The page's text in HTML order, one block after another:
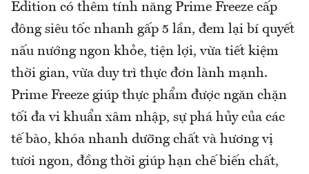
Edition có thêm tính năng Prime Freeze cấp
đông siêu tốc nhanh gấp 5 lần, đem lại bí quyết
nấu nướng ngon khỏe, tiện lợi, vừa tiết kiệm
thời gian, vừa duy trì thực đơn lành mạnh.
Prime Freeze giúp thực phẩm được ngăn chặn
tối đa vi khuẩn xâm nhập, sự phá hủy của các
tế bào, khóa nhanh dưỡng chất và hương vị
tươi ngon, đồng thời giúp hạn chế biến chất,